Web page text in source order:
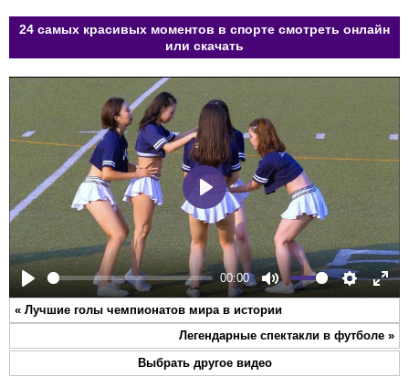
24 самых красивых моментов в спорте смотреть онлайн
или скачать
Play
00:00
Mute Settings
Play
« Лучшие голы чемпионатов мира в истории
Легендарные спектакли в футболе »
Выбрать другое видео